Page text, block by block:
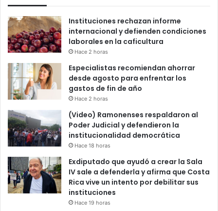
Instituciones rechazan informe
internacional y defienden condiciones
laborales en la caficultura
Hace 2 horas
Especialistas recomiendan ahorrar
desde agosto para enfrentar los
gastos de fin de año
Hace 2 horas
(Video) Ramonenses respaldaron al
Poder Judicial y defendieron la
institucionalidad democrática
Hace 18 horas
Exdiputado que ayudó a crear la Sala
IV sale a defenderla y afirma que Costa
Rica vive un intento por debilitar sus
instituciones
Hace 19 horas